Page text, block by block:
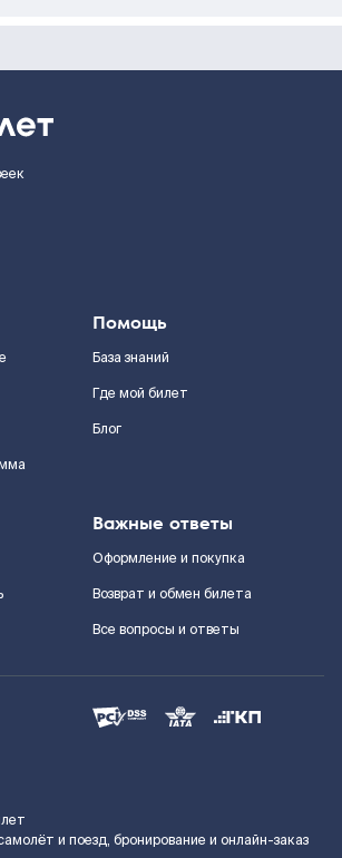
Помощь
База знаний
Где мой билет
Блог
Важные ответы
Оформление и покупка
Возврат и обмен билета
Все вопросы и ответы
и поезд, бронирование и онлайн-заказ